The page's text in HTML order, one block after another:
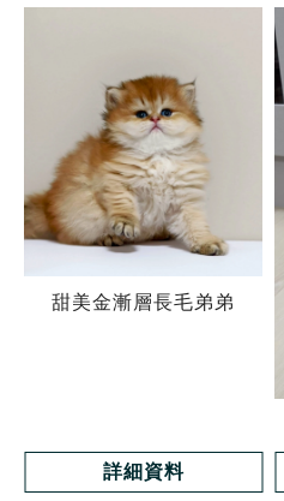
甜美金漸層長毛弟弟
詳細資料